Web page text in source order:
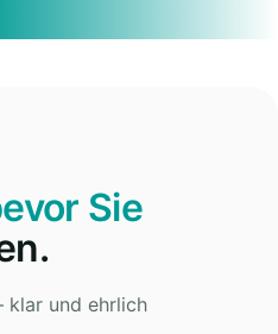
Sie
und ehrlich